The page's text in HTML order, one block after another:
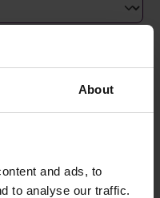
About
and ads, to
to analyse our traffic.